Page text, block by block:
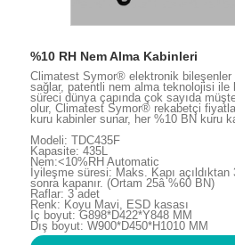
%10 RH Nem Alma Kabinleri
Climatest Symor® elektronik
sağlar, patentli nem alma teknolojisi ile
süreci dünya çapında çok sayıda
olur, Climatest Symor® rekabetçi
kuru kabinler sunar, her %10 BN kuru
Modeli: TDC435F
Kapasite: 435L
Nem:<10%RH Automatic
İyileşme süresi: Maks. Kapı
sonra kapanır. (Ortam 25â %60 BN)
Raflar: 3 adet
Renk: Koyu Mavi, ESD kasası
İç boyut: G898*D422*Y848 MM
Dış boyut: W900*D450*H1010 MM